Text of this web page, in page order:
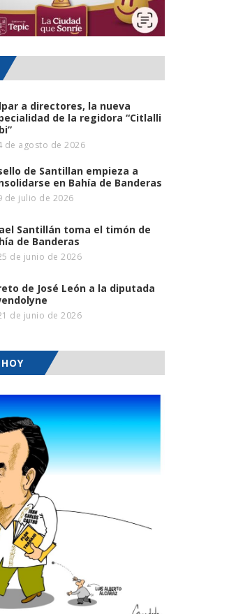
a directores, la nueva
de la regidora “Citlalli
de agosto de 2026
de Santillan empieza a
en Bahía de Banderas
de julio de 2026
Santillán toma el timón de
de Banderas
de junio de 2026
de José León a la diputada
de junio de 2026